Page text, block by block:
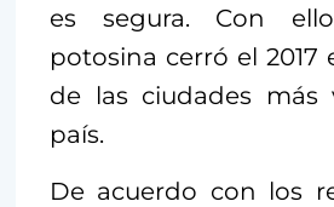
es segura. Con
potosina cerró el 2017
de las ciudades más
país.
De acuerdo con los